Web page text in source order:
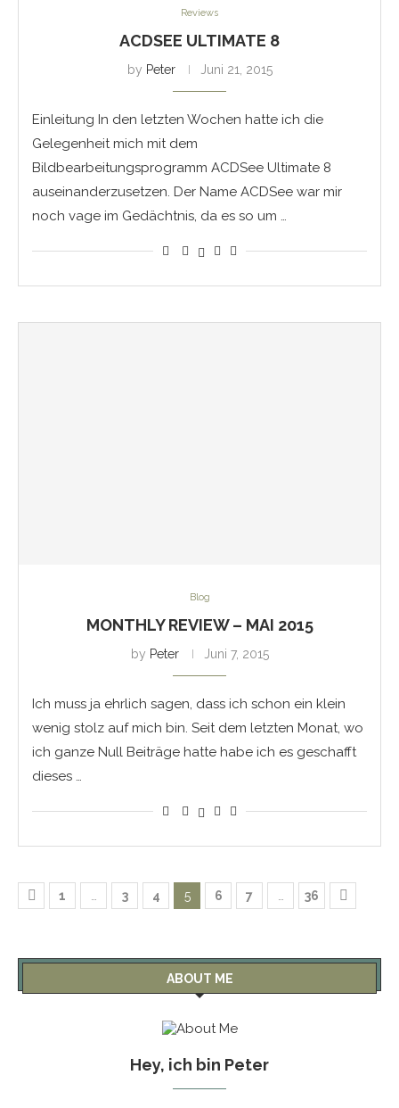
Reviews
ACDSEE ULTIMATE 8
by Peter Juni 21, 2015
Einleitung In den letzten Wochen hatte ich die
Gelegenheit mich mit dem
Bildbearbeitungsprogramm ACDSee Ultimate 8
auseinanderzusetzen. Der Name ACDSee war mir
noch vage im Gedächtnis, da es so um …
Blog
MONTHLY REVIEW – MAI 2015
by Peter Juni 7, 2015
Ich muss ja ehrlich sagen, dass ich schon ein klein
wenig stolz auf mich bin. Seit dem letzten Monat, wo
ich ganze Null Beiträge hatte habe ich es geschafft
dieses …
1 3 4 5 6 7 36
ABOUT ME
Hey, ich bin Peter